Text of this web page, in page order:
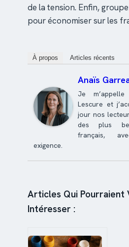
de la tension. Enfin,
pour économiser sur les
À propos Articles récents
Anaïs
Je
Lescure et
jour nos
des plus
français,
exigence.
Articles Qui Pourraient
Intéresser :